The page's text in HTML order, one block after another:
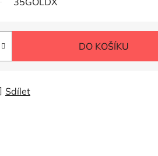
DO KOŠÍKU
Sdílet